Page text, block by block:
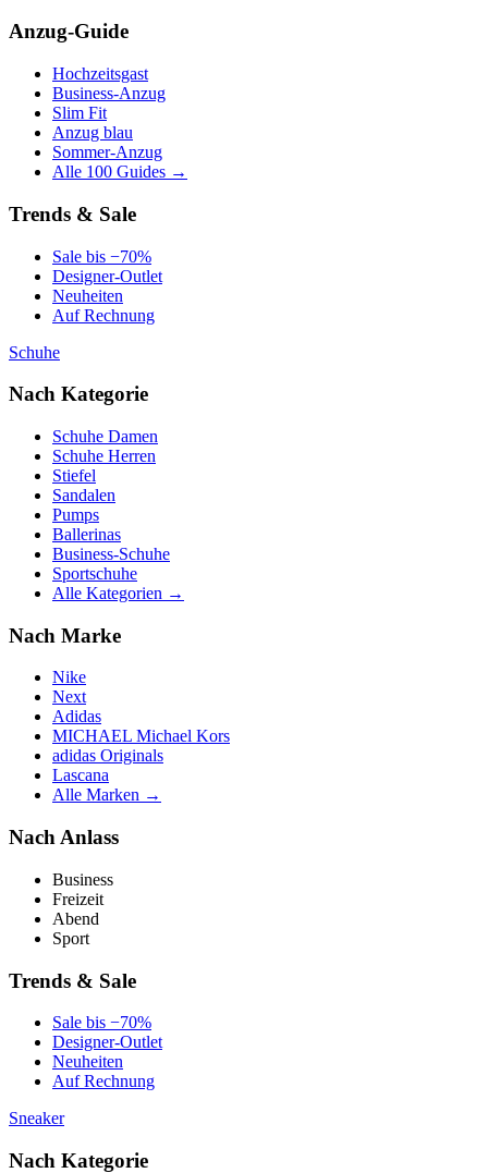
Anzug-Guide
Hochzeitsgast
Business-Anzug
Slim Fit
Anzug blau
Sommer-Anzug
Alle 100 Guides →
Trends & Sale
Sale bis −70%
Designer-Outlet
Neuheiten
Auf Rechnung
Schuhe
Nach Kategorie
Schuhe Damen
Schuhe Herren
Stiefel
Sandalen
Pumps
Ballerinas
Business-Schuhe
Sportschuhe
Alle Kategorien →
Nach Marke
Nike
Next
Adidas
MICHAEL Michael Kors
adidas Originals
Lascana
Alle Marken →
Nach Anlass
Business
Freizeit
Abend
Sport
Trends & Sale
Sale bis −70%
Designer-Outlet
Neuheiten
Auf Rechnung
Sneaker
Nach Kategorie